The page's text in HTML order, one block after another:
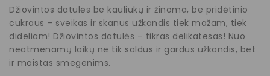
Džiovintos datulės be kauliukų ir žinoma, be pridėtinio
cukraus – sveikas ir skanus užkandis tiek mažam, tiek
dideliam! Džiovintos datulės – tikras delikatesas! Nuo
neatmenamų laikų ne tik saldus ir gardus užkandis, bet
ir maistas smegenims.